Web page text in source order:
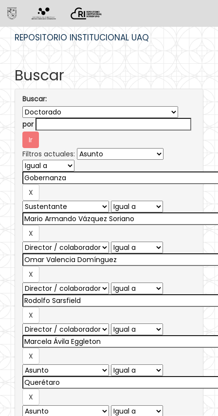
REPOSITORIO INSTITUCIONAL UAQ
Buscar
Buscar:
por
Filtros actuales: